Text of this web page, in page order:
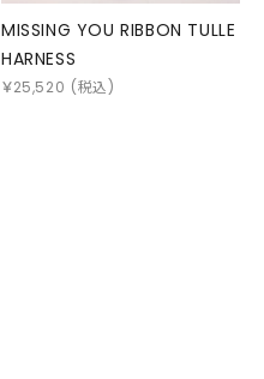
MISSING YOU RIBBON TULLE
HARNESS
￥25,520 (税込)